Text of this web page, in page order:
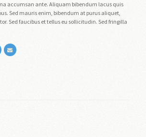
accumsan ante. Aliquam bibendum lacus quis
Sed mauris enim, bibendum at purus aliquet,
Sed faucibus et tellus eu sollicitudin. Sed fringilla